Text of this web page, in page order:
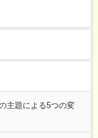
主題による5つの変